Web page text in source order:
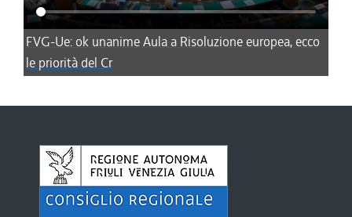
FVG-Ue: ok unanime Aula a Risoluzione europea, ecco
le priorità del Cr